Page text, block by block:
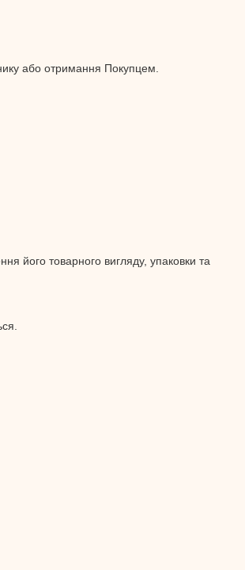
або отримання Покупцем.
його товарного вигляду, упаковки та